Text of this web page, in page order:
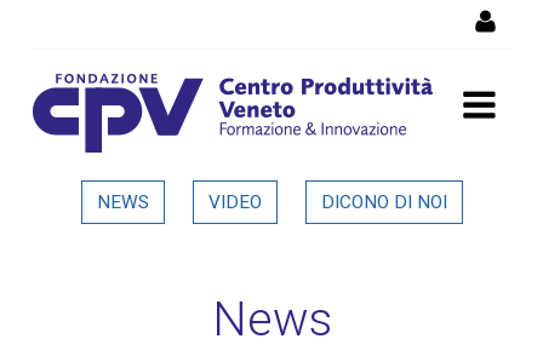
MassCustomization 4.0 -
NEWS VIDEO DICONO DI NOI
News